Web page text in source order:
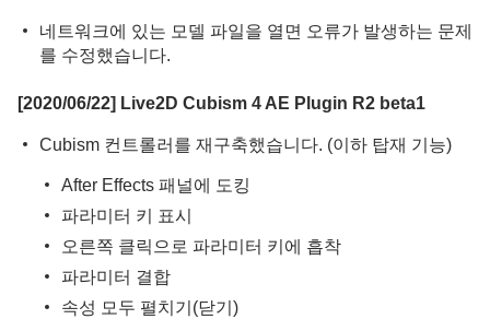
네트워크에 있는 모델 파일을 열면 오류가 발생하는 문제
를 수정했습니다.
[2020/06/22] Live2D Cubism 4 AE Plugin R2 beta1
Cubism 컨트롤러를 재구축했습니다. (이하 탑재 기능)
After Effects 패널에 도킹
파라미터 키 표시
오른쪽 클릭으로 파라미터 키에 흡착
파라미터 결합
속성 모두 펼치기(닫기)